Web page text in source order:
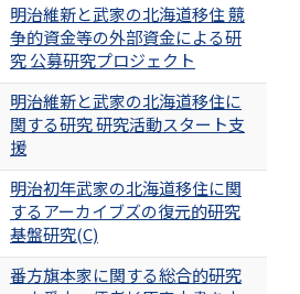
明治維新と武家の北海道移住 競
争的資金等の外部資金による研
究 公募研究プロジェクト
明治維新と武家の北海道移住に
関する研究 研究活動スタート支
援
明治初年武家の北海道移住に関
するアーカイブズの復元的研究
基盤研究(C)
番方旗本家に関する総合的研究